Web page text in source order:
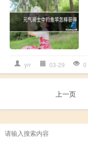
yrr 03-29 0
上一页